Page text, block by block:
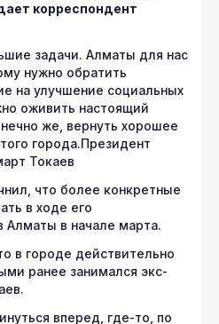
корреспондент
задачи. Алматы для нас
нужно обратить
на улучшение социальных
оживить настоящий
же, вернуть хорошее
города.Президент
Токаев
что более конкретные
в ходе его
Алматы в начале марта.
в городе действительно
ранее занимался экс-
вперед, где-то, по